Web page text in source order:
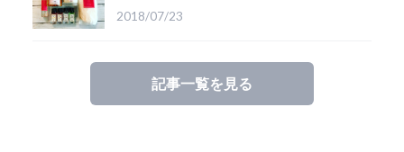
2018/07/23
記事一覧を見る